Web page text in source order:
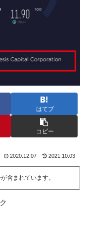
はてブ
コピー
2020.12.07 2021.10.03
含まれています。